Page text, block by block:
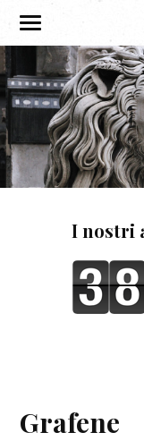
I nostri
Grafene